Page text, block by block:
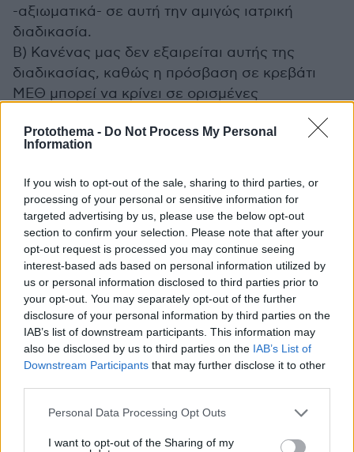
Protothema - Do Not Process My Personal
Information
If you wish to opt-out of the sale, sharing to third parties, or
processing of your personal or sensitive information for
targeted advertising by us, please use the below opt-out
section to confirm your selection. Please note that after your
opt-out request is processed you may continue seeing
interest-based ads based on personal information utilized by
us or personal information disclosed to third parties prior to
your opt-out. You may separately opt-out of the further
disclosure of your personal information by third parties on the
IAB’s list of downstream participants. This information may
also be disclosed by us to third parties on the IAB’s List of
Downstream Participants that may further disclose it to other
Please note that this website/app uses one or more Google
not limited to your visit or usage behaviour. You may click to
Personal Data Processing Opt Outs
I want to opt-out of the Sharing of my
-αξιωματικά- σε αυτή την αμιγώς ιατρική
διαδικασία.
Β) Κανένας μας δεν εξαιρείται αυτής της
διαδικασίας, καθώς η πρόσβαση σε κρεβάτι
ΜΕΘ μπορεί να κρίνει σε ορισμένες
Έναντι αυτού είμαστε όλοι απολύτως ίσοι. Τις
επιστημονικά κριτήρια.
Γ) Έχω απόλυτη εμπιστοσύνη στο ιατρικό μας
προσωπικό και στην προκειμένη περίπτωση η
νόμιμη διαδικασία και τα νόμιμα κριτήρια έχουν
τηρηθεί απολύτως».
Άφησα να περάσουν λίγες ώρες από τη
συγκινητική και ανθρώπινη ανάρτηση του
συναδέλφου και
@kallianos
,
πριν τοποθετηθώ. Δεν έχω συνηθίσει όμως να
Σέβομαι απολύτως τον πόνο κάθε συγγενούς για